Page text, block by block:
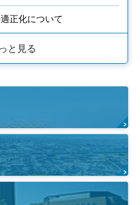
正化について
と見る